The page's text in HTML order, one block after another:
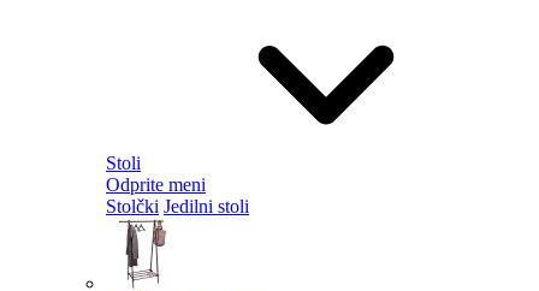
Stoli
Odprite meni
Stolčki Jedilni stoli